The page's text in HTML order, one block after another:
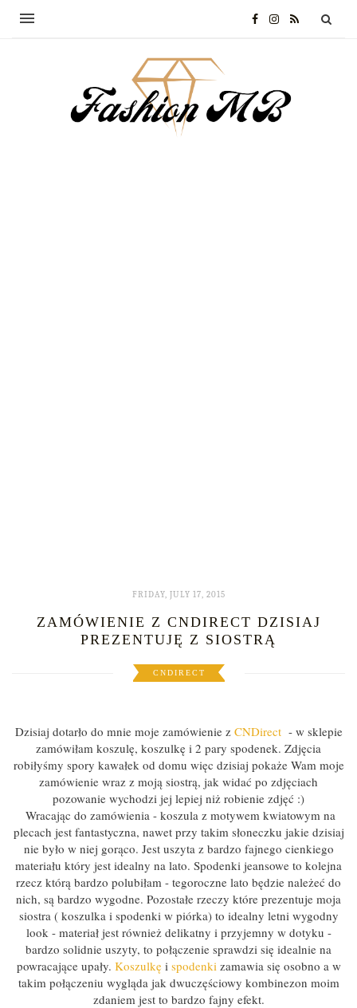
FRIDAY, JULY 17, 2015
ZAMÓWIENIE Z CNDIRECT DZISIAJ
PREZENTUJĘ Z SIOSTRĄ
CNDIRECT
Dzisiaj dotarło do mnie moje zamówienie z CNDirect- w sklepie
zamówiłam koszulę, koszulkę i 2 pary spodenek. Zdjęcia
robiłyśmy spory kawałek od domu więc dzisiaj pokaże Wam moje
zamówienie wraz z moją siostrą, jak widać po zdjęciach
pozowanie wychodzi jej lepiej niż robienie zdjęć :)
Wracając do zamówienia - koszula z motywem kwiatowym na
plecach jest fantastyczna, nawet przy takim słoneczku jakie dzisiaj
nie było w niej gorąco. Jest uszyta z bardzo fajnego cienkiego
materiału który jest idealny na lato. Spodenki jeansowe to kolejna
rzecz którą bardzo polubiłam - tegoroczne lato będzie należeć do
nich, są bardzo wygodne. Pozostałe rzeczy które prezentuje moja
siostra ( koszulka i spodenki w piórka) to idealny letni wygodny
look - materiał jest również delikatny i przyjemny w dotyku -
bardzo solidnie uszyty, to połączenie sprawdzi się idealnie na
powracające upały. Koszulkęi spodenki zamawia się osobno a w
takim połączeniu wygląda jak dwuczęściowy kombinezon moim
zdaniem jest to bardzo fajny efekt.